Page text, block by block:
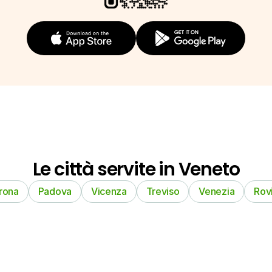
Le città servite in Veneto
Padova Vicenza Treviso Venezia